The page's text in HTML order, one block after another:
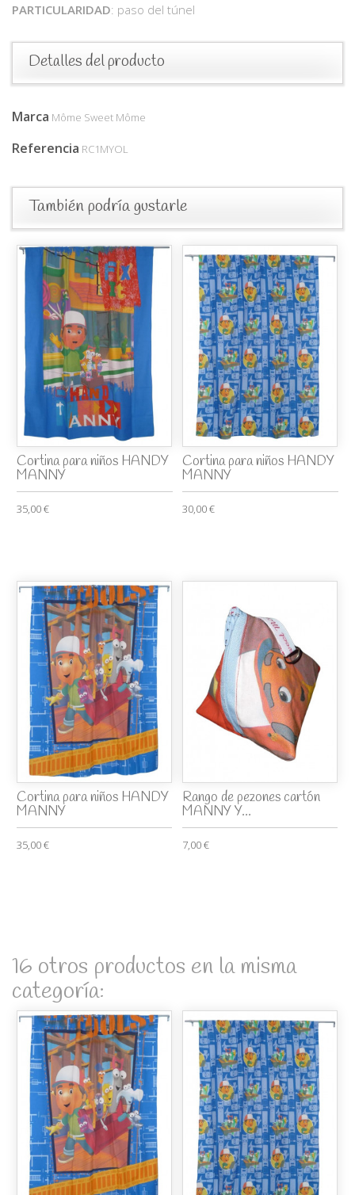
PARTICULARIDAD: paso del túnel
Detalles del producto
Marca Môme Sweet Môme
Referencia RC1MYOL
También podría gustarle
Cortina para niños HANDY
MANNY
35,00 €
Cortina para niños HANDY
MANNY
30,00 €
Cortina para niños HANDY
MANNY
35,00 €
Rango de pezones cartón
MANNY Y...
7,00 €
16 otros productos en la misma
categoría: